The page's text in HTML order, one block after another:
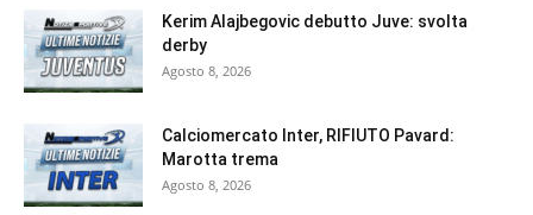
Kerim Alajbegovic debutto Juve: svolta
derby
Agosto 8, 2026
Calciomercato Inter, RIFIUTO Pavard:
Marotta trema
Agosto 8, 2026